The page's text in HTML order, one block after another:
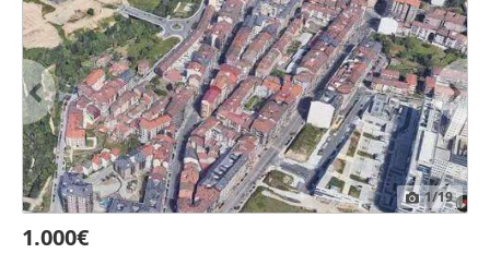
1/19
1.000€